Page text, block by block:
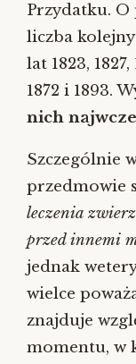
Przydatku. O
liczba
lat 1823, 1827,
1872 i 1893.
nich
Szczególnie
przedmowie
leczenia
przed innemi
jednak
wielce
znajduje
momentu, w